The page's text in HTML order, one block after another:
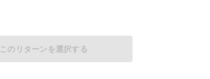
このリターンを選択する